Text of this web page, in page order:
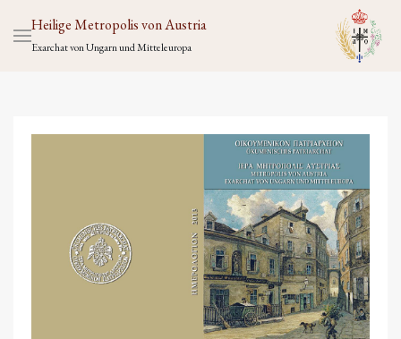
Heilige Metropolis von Austria
Exarchat von Ungarn und Mitteleuropa